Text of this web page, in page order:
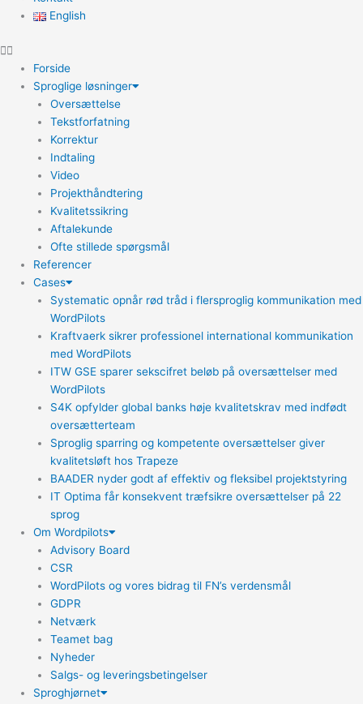
English
Forside
Sproglige løsninger
Oversættelse
Tekstforfatning
Korrektur
Indtaling
Video
Projekthåndtering
Kvalitetssikring
Aftalekunde
Ofte stillede spørgsmål
Referencer
Cases
Systematic opnår rød tråd i flersproglig kommunikation med
WordPilots
Kraftvaerk sikrer professionel international kommunikation
med WordPilots
ITW GSE sparer sekscifret beløb på oversættelser med
WordPilots
S4K opfylder global banks høje kvalitetskrav med indfødt
oversætterteam
Sproglig sparring og kompetente oversættelser giver
kvalitetsløft hos Trapeze
BAADER nyder godt af effektiv og fleksibel projektstyring
IT Optima får konsekvent træfsikre oversættelser på 22
sprog
Om Wordpilots
Advisory Board
CSR
WordPilots og vores bidrag til FN’s verdensmål
GDPR
Netværk
Teamet bag
Nyheder
Salgs- og leveringsbetingelser
Sproghjørnet